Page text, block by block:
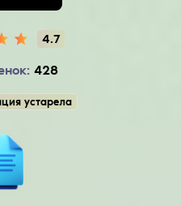
4.7
428
устарела